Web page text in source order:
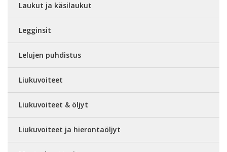
Laukut ja käsilaukut
Legginsit
Lelujen puhdistus
Liukuvoiteet
Liukuvoiteet & öljyt
Liukuvoiteet ja hierontaöljyt